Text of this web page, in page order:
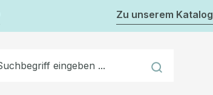
Zu unserem Katalog